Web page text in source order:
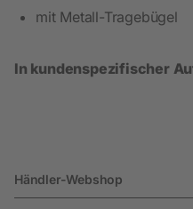
mit Metall-Tragebügel
In kundenspezifischer
Händler-Webshop